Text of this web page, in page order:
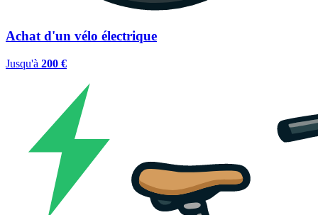
Achat d'un vélo électrique
Jusqu'à 200 €